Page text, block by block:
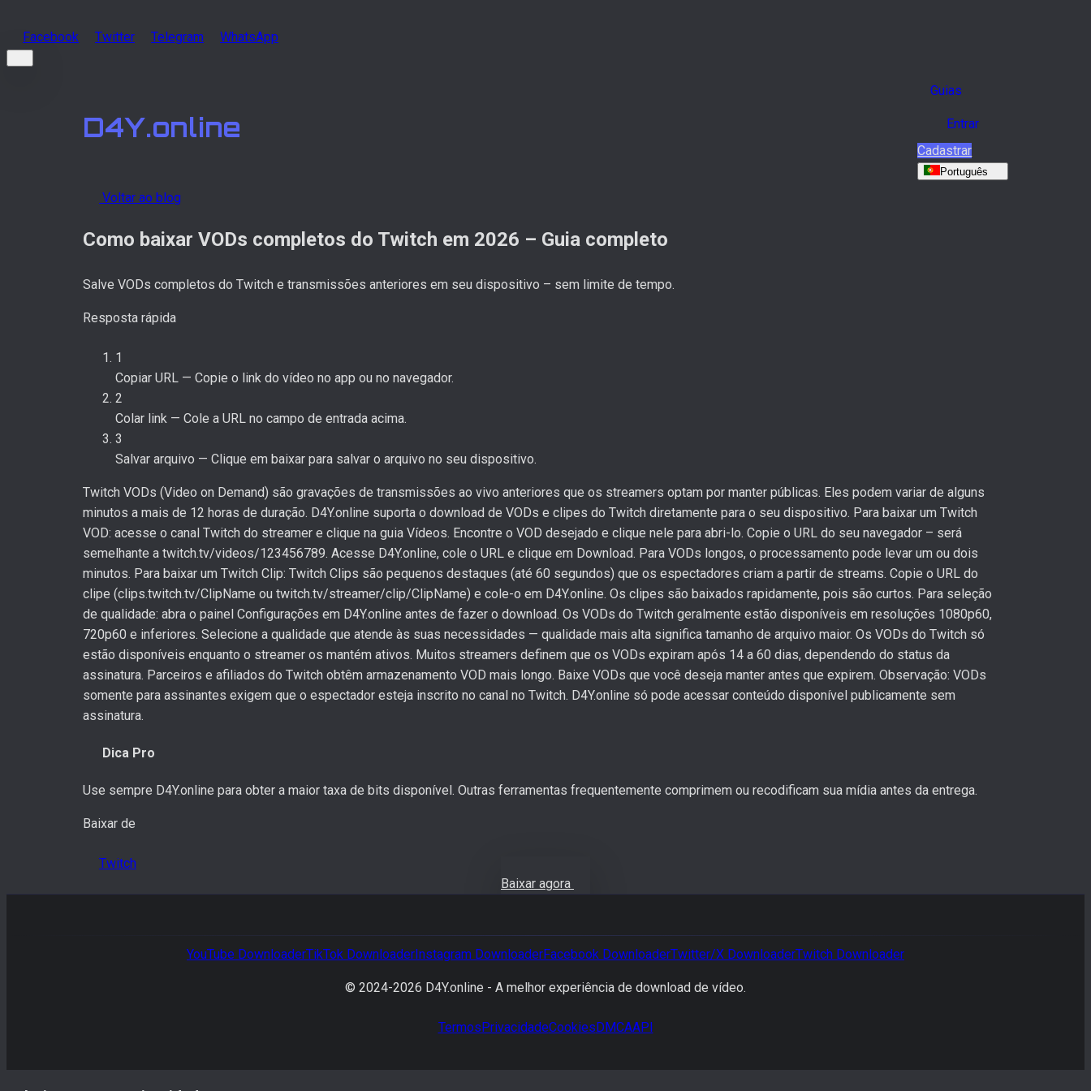
Facebook Twitter Telegram WhatsApp
D4Y.online
Guias
Entrar
Cadastrar
Português
Voltar ao blog
Como baixar VODs completos do Twitch em 2026 – Guia completo
Salve VODs completos do Twitch e transmissões anteriores em seu dispositivo – sem limite de tempo.
Resposta rápida
1
Copiar URL — Copie o link do vídeo no app ou no navegador.
2
Colar link — Cole a URL no campo de entrada acima.
3
Salvar arquivo — Clique em baixar para salvar o arquivo no seu dispositivo.
Twitch VODs (Video on Demand) são gravações de transmissões ao vivo anteriores que os streamers optam por manter públicas. Eles podem variar de alguns
minutos a mais de 12 horas de duração. D4Y.online suporta o download de VODs e clipes do Twitch diretamente para o seu dispositivo. Para baixar um Twitch
VOD: acesse o canal Twitch do streamer e clique na guia Vídeos. Encontre o VOD desejado e clique nele para abri-lo. Copie o URL do seu navegador – será
semelhante a twitch.tv/videos/123456789. Acesse D4Y.online, cole o URL e clique em Download. Para VODs longos, o processamento pode levar um ou dois
minutos. Para baixar um Twitch Clip: Twitch Clips são pequenos destaques (até 60 segundos) que os espectadores criam a partir de streams. Copie o URL do
clipe (clips.twitch.tv/ClipName ou twitch.tv/streamer/clip/ClipName) e cole-o em D4Y.online. Os clipes são baixados rapidamente, pois são curtos. Para seleção
de qualidade: abra o painel Configurações em D4Y.online antes de fazer o download. Os VODs do Twitch geralmente estão disponíveis em resoluções 1080p60,
720p60 e inferiores. Selecione a qualidade que atende às suas necessidades — qualidade mais alta significa tamanho de arquivo maior. Os VODs do Twitch só
estão disponíveis enquanto o streamer os mantém ativos. Muitos streamers definem que os VODs expiram após 14 a 60 dias, dependendo do status da
assinatura. Parceiros e afiliados do Twitch obtêm armazenamento VOD mais longo. Baixe VODs que você deseja manter antes que expirem. Observação: VODs
somente para assinantes exigem que o espectador esteja inscrito no canal no Twitch. D4Y.online só pode acessar conteúdo disponível publicamente sem
assinatura.
Dica Pro
Use sempre D4Y.online para obter a maior taxa de bits disponível. Outras ferramentas frequentemente comprimem ou recodificam sua mídia antes da entrega.
Baixar de
Twitch
Baixar agora
YouTube DownloaderTikTok Downloader Instagram DownloaderFacebook DownloaderTwitter/X DownloaderTwitch Downloader
© 2024-2026 D4Y.online - A melhor experiência de download de vídeo.
Termos PrivacidadeCookies DMCAAPI